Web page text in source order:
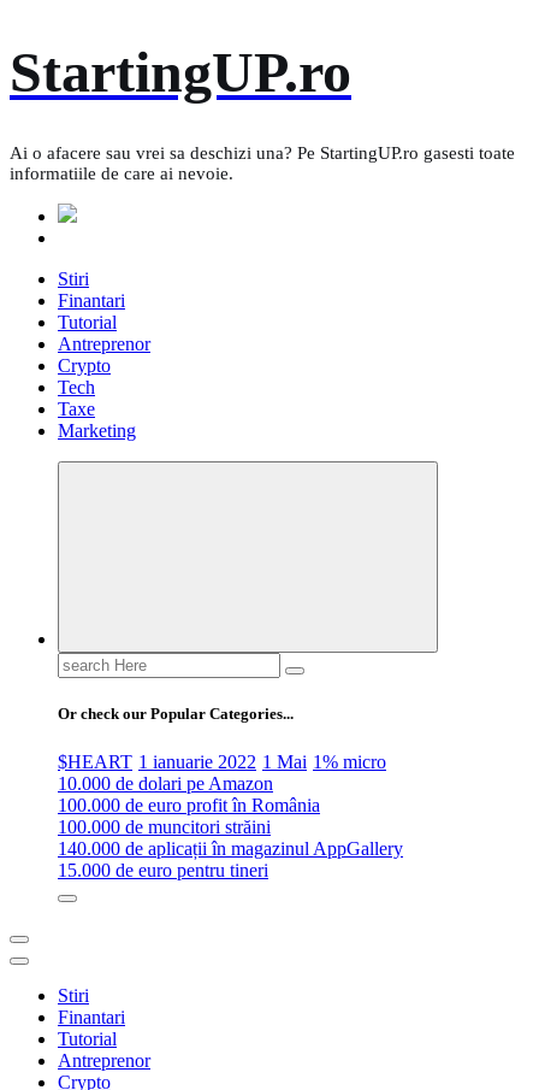
to
content
StartingUP.ro
Ai o afacere sau vrei sa deschizi una? Pe StartingUP.ro gasesti toate
informatiile de care ai nevoie.
Stiri
Finantari
Tutorial
Antreprenor
Crypto
Tech
Taxe
Marketing
Search
for:
Or check our Popular Categories...
$HEART 1 ianuarie 2022 1 Mai 1% micro
10.000 de dolari pe Amazon
100.000 de euro profit în România
100.000 de muncitori străini
140.000 de aplicații în magazinul AppGallery
15.000 de euro pentru tineri
Stiri
Finantari
Tutorial
Antreprenor
Crypto